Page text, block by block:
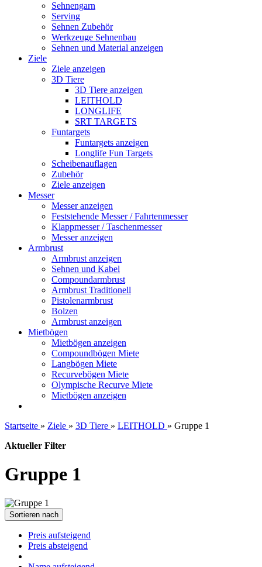
Sehnengarn
Serving
Sehnen Zubehör
Werkzeuge Sehnenbau
Sehnen und Material anzeigen
Ziele
Ziele anzeigen
3D Tiere
3D Tiere anzeigen
LEITHOLD
LONGLIFE
SRT TARGETS
Funtargets
Funtargets anzeigen
Longlife Fun Targets
Scheibenauflagen
Zubehör
Ziele anzeigen
Messer
Messer anzeigen
Feststehende Messer / Fahrtenmesser
Klappmesser / Taschenmesser
Messer anzeigen
Armbrust
Armbrust anzeigen
Sehnen und Kabel
Compoundarmbrust
Armbrust Traditionell
Pistolenarmbrust
Bolzen
Armbrust anzeigen
Mietbögen
Mietbögen anzeigen
Compoundbögen Miete
Langbögen Miete
Recurvebögen Miete
Olympische Recurve Miete
Mietbögen anzeigen
Startseite » Ziele » 3D Tiere » LEITHOLD » Gruppe 1
Aktueller Filter
Gruppe 1
Sortieren nach
Preis aufsteigend
Preis absteigend